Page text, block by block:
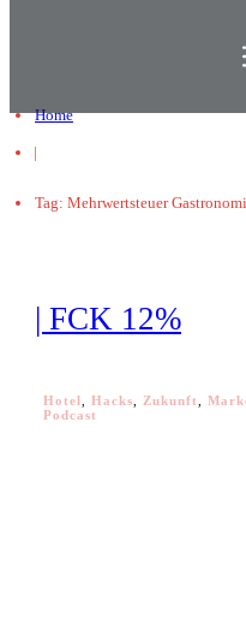
Home
|
Tag: Mehrwertsteuer
| FCK 12%
Hotel Hacks Zukunft
Podcast